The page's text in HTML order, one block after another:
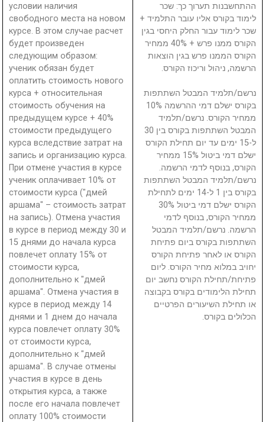
условии наличия
свободного места на новом
курсе. В этом случае расчет
будет произведен
следующим образом:
ученик обязан будет
оплатить стоимость нового
курса + относительная
стоимость обучения на
предыдущем курсе + 40%
стоимости предыдущего
курса вследствие затрат на
запись и организацию курса.
При отмене участия в курсе
ученик оплачивает 10% от
стоимости курса ("дмей
аршама" – стоимость затрат
на запись). Отмена участия
в курсе в период между 30 и
15 днями до начала курса
повлечет оплату 15% от
стоимости курса,
дополнительно к "дмей
аршама". Отмена участия в
курсе в период между 14
днями и 1 днем до начала
курса повлечет оплату 30%
от стоимости курса,
дополнительно к "дмей
аршама". В случае отмены
участия в курсе в день
открытия курса, а также
после его начала повлечет
оплату 100% стоимости
ההתחשבנות תערוך כך: שכר
לימוד בקורס אליו עובר התלמיד +
שכר לימוד עבור החלק היחסי בגין
הקורס ממנו פרש + 40% ממחיר
הקורס הממנו פרש בגין הוצאות
הרשמה, ניהול וריכוז הקורס.
נרשם/תלמיד המבטל השתתפות
בקורס ישלם דמי ההרשמה 10%
ממחיר הקורס. נרשם/תלמיד
המבטל השתתפות בקורס בין 30
ל-15 ימים עד יום תחילת הקורס
ישלם דמי ביטול 15% ממחיר
הקורס, בנוסף לדמי הרשמה.
נרשם/תלמיד המבטל השתתפות
בקורס בין 1 ל-14 ימים לתחילת
הקורס ישלם דמי ביטול 30%
ממחיר הקורס, בנוסף לדמי
הרשמה. נרשם/תלמיד המבטל
השתתפות בקורס ביום פתיחת
הקורס או לאחר פתיחת הקורס
יחויב במלוא מחיר הקורס. ליום
פתיחת/תחילת הקורס נחשב יום
תחילת הלימודים בקורס בקבוצה
או תחילת השיעורים הפרטיים
הכלולים בקורס.